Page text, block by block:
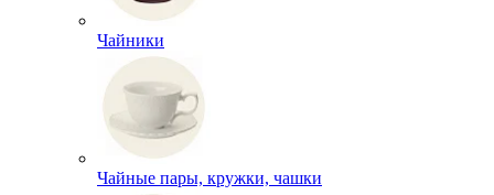
Чайники
Чайные пары, кружки, чашки